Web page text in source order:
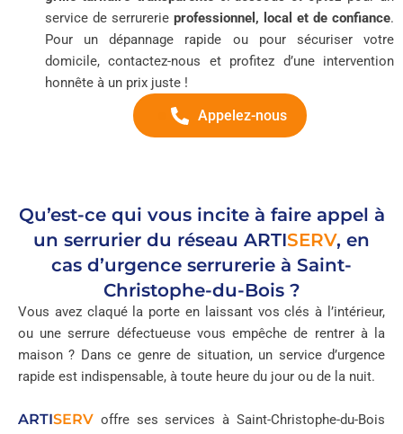
service de serrurerie professionnel, local et de confiance.
Pour un dépannage rapide ou pour sécuriser votre
domicile, contactez-nous et profitez d’une intervention
honnête à un prix juste !
Appelez-nous
Qu’est-ce qui vous incite à faire appel à
un serrurier du réseau ARTISERV, en
cas d’urgence serrurerie à Saint-
Christophe-du-Bois ?
Vous avez claqué la porte en laissant vos clés à l’intérieur,
ou une serrure défectueuse vous empêche de rentrer à la
maison ? Dans ce genre de situation, un service d’urgence
rapide est indispensable, à toute heure du jour ou de la nuit.
ARTISERV offre ses services à Saint-Christophe-du-Bois